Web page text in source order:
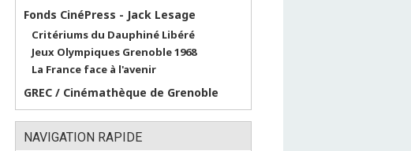
Fonds CinéPress - Jack Lesage
Critériums du Dauphiné Libéré
Jeux Olympiques Grenoble 1968
La France face à l'avenir
GREC / Cinémathèque de Grenoble
NAVIGATION RAPIDE